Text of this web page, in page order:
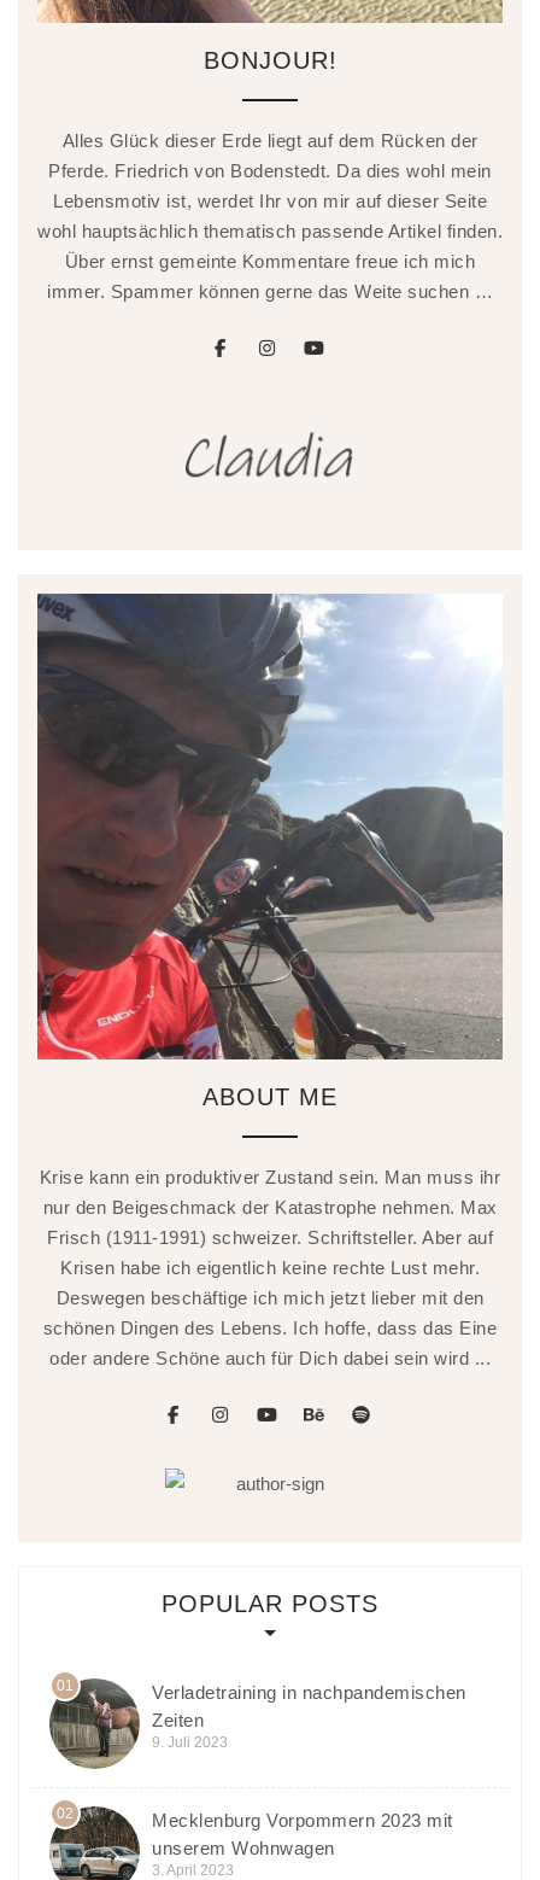
BONJOUR!
Alles Glück dieser Erde liegt auf dem Rücken der
Pferde. Friedrich von Bodenstedt. Da dies wohl mein
Lebensmotiv ist, werdet Ihr von mir auf dieser Seite
wohl hauptsächlich thematisch passende Artikel finden.
Über ernst gemeinte Kommentare freue ich mich
immer. Spammer können gerne das Weite suchen …
ABOUT ME
Krise kann ein produktiver Zustand sein. Man muss ihr
nur den Beigeschmack der Katastrophe nehmen. Max
Frisch (1911-1991) schweizer. Schriftsteller. Aber auf
Krisen habe ich eigentlich keine rechte Lust mehr.
Deswegen beschäftige ich mich jetzt lieber mit den
schönen Dingen des Lebens. Ich hoffe, dass das Eine
oder andere Schöne auch für Dich dabei sein wird ...
POPULAR POSTS
01
Verladetraining in nachpandemischen
Zeiten
9. Juli 2023
02
Mecklenburg Vorpommern 2023 mit
unserem Wohnwagen
3. April 2023